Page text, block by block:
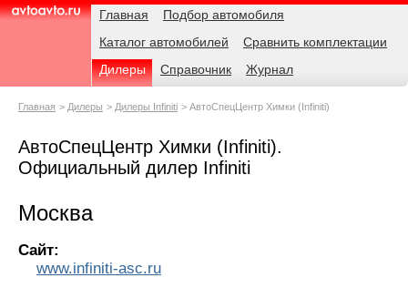
AvtoAvto.ru
Навигация Главная
Подбор автомобиля
Каталог автомобилей
Сравнить комплектации
Дилеры
Справочник Журнал
Родительские
Главная Дилеры Дилеры Infiniti АвтоСпецЦентр Химки (Infiniti)
АвтоСпецЦентр Химки (Infiniti).
Официальный дилер Infiniti
Москва
Сайт:
www.infiniti-asc.ru